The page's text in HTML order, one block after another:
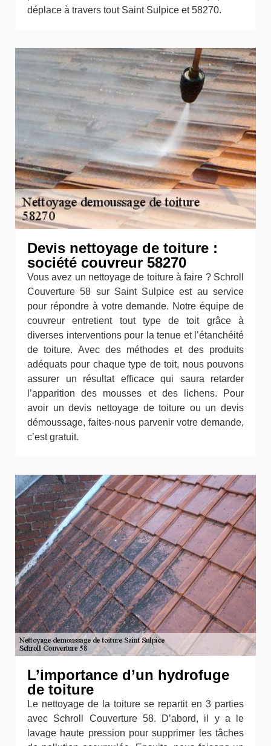
déplace à travers tout Saint Sulpice et 58270.
Devis nettoyage de toiture :
société couvreur 58270
Vous avez un nettoyage de toiture à faire ? Schroll
Couverture 58 sur Saint Sulpice est au service
pour répondre à votre demande. Notre équipe de
couvreur entretient tout type de toit grâce à
diverses interventions pour la tenue et l’étanchéité
de toiture. Avec des méthodes et des produits
adéquats pour chaque type de toit, nous pouvons
assurer un résultat efficace qui saura retarder
l’apparition des mousses et des lichens. Pour
avoir un devis nettoyage de toiture ou un devis
démoussage, faites-nous parvenir votre demande,
c’est gratuit.
L’importance d’un hydrofuge
de toiture
Le nettoyage de la toiture se repartit en 3 parties
avec Schroll Couverture 58. D’abord, il y a le
lavage haute pression pour supprimer les tâches